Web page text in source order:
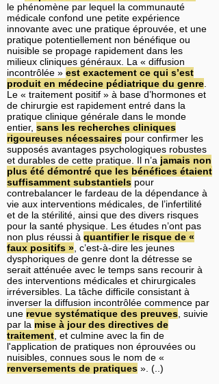
le phénomène par lequel la communauté
médicale confond une petite expérience
innovante avec une pratique éprouvée, et une
pratique potentiellement non bénéfique ou
nuisible se propage rapidement dans les
milieux cliniques généraux. La « diffusion
incontrôlée » est exactement ce qui s’est
produit en médecine pédiatrique du genre
Le « traitement positif » à base d’hormones et
de chirurgie est rapidement entré dans la
pratique clinique générale dans le monde
entier, sans les recherches cliniques
rigoureuses nécessaires pour confirmer les
supposés avantages psychologiques robustes
et durables de cette pratique. Il n’a jamais non
plus été démontré que les bénéfices étaient
suffisamment substantiels pour
contrebalancer le fardeau de la dépendance à
vie aux interventions médicales, de l’infertilité
et de la stérilité, ainsi que des divers risques
pour la santé physique. Les études n’ont pas
non plus réussi à quantifier le risque de «
faux positifs » , c’est-à-dire les jeunes
dysphoriques de genre dont la détresse se
serait atténuée avec le temps sans recourir à
des interventions médicales et chirurgicales
irréversibles. La tâche difficile consistant à
inverser la diffusion incontrôlée commence par
une revue systématique des preuves , suivie
par la mise à jour des directives de
traitement , et culmine avec la fin de
l'application de pratiques non éprouvées ou
nuisibles, connues sous le nom de «
renversements de pratiques ». (..)